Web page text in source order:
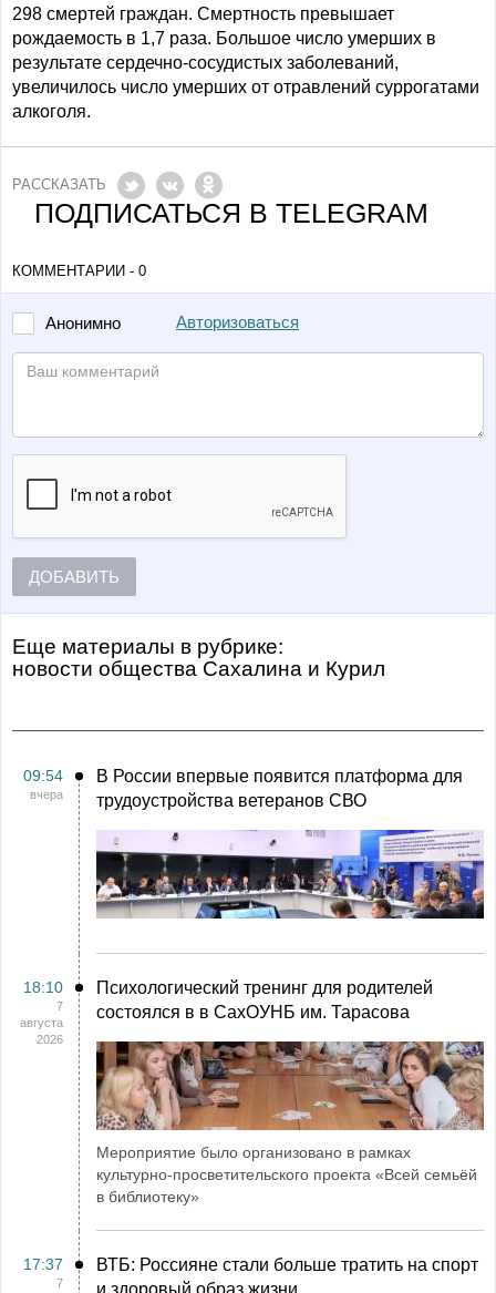
298 смертей граждан. Смертность превышает
рождаемость в 1,7 раза. Большое число умерших в
результате сердечно-сосудистых заболеваний,
увеличилось число умерших от отравлений суррогатами
алкоголя.
РАССКАЗАТЬ
ПОДПИСАТЬСЯ В TELEGRAM
КОММЕНТАРИИ - 0
Анонимно Авторизоваться
ДОБАВИТЬ
Еще материалы в рубрике:
Новости общества Сахалина и Курил
09:54
вчера
В России впервые появится платформа для
трудоустройства ветеранов СВО
18:10
7
августа
2026
Психологический тренинг для родителей
состоялся в в СахОУНБ им. Тарасова
Мероприятие было организовано в рамках
культурно-просветительского проекта «Всей семьёй
в библиотеку»
17:37
7
ВТБ: Россияне стали больше тратить на спорт
и здоровый образ жизни